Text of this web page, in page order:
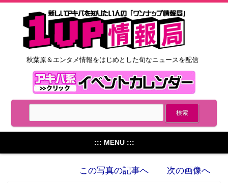
秋葉原＆エンタメ情報をはじめとした旬なニュースを配信
::: MENU :::
この写真の記事へ 次の画像へ